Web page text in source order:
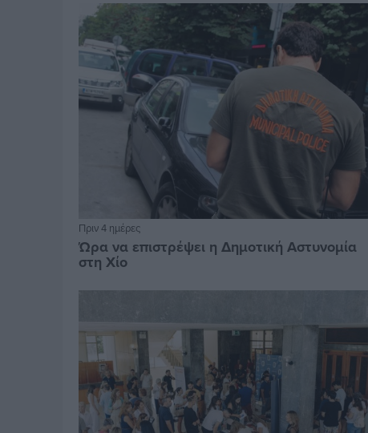
Πριν 4 ημέρες
Ώρα να επιστρέψει η Δημοτική Αστυνομία
στη Χίο